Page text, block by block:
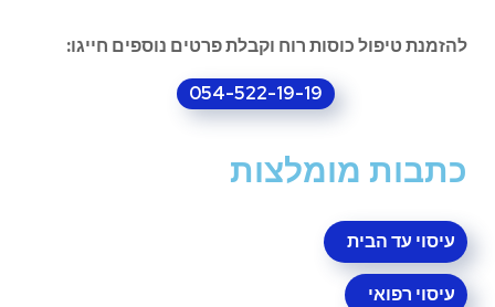
להזמנת טיפול כוסות רוח וקבלת פרטים נוספים חייגו:
054-522-19-19
כתבות מומלצות
עיסוי עד הבית
עיסוי רפואי